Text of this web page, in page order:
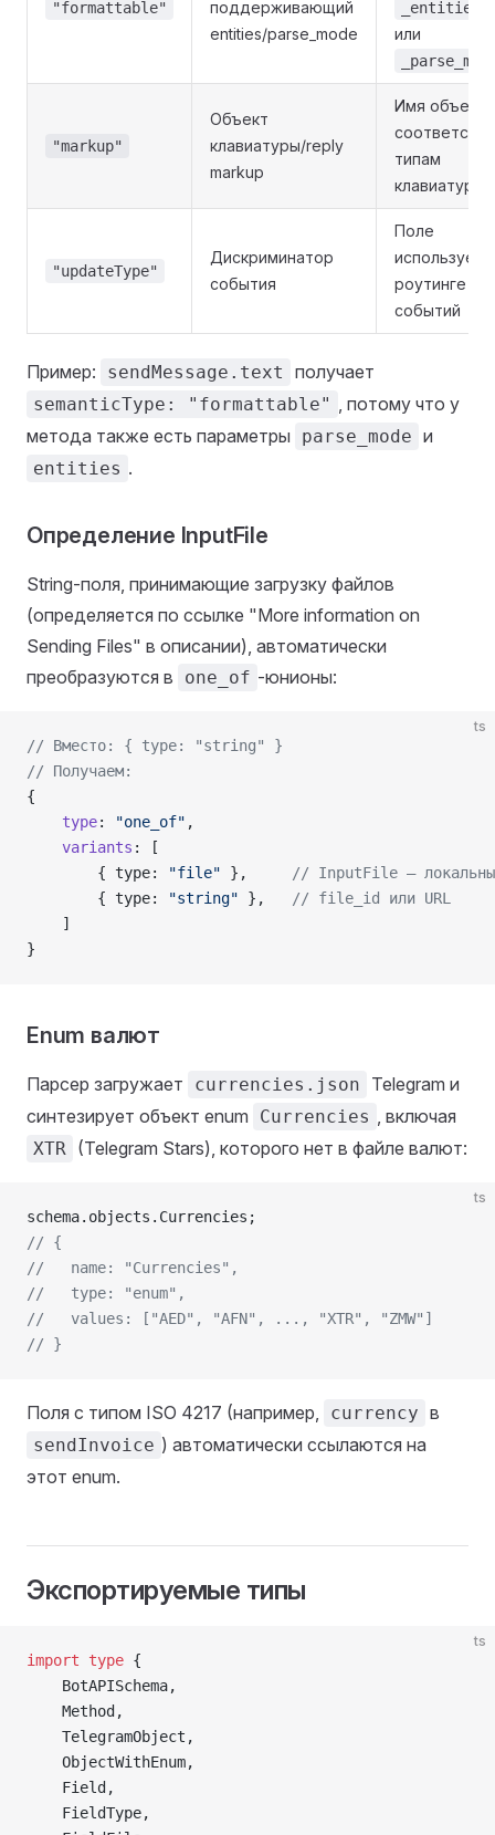
"formattable"
поддерживающий
entities/parse_mode
_entities
или
"markup"
Объект
клавиатуры/reply
markup
Имя объекта
типам
клавиатур
"updateType"
Дискриминатор
события
Поле
роутинге
событий
Пример: sendMessage.text получает
semanticType: "formattable" , потому что у
метода также есть параметры
parse_mode и
entities .
Определение InputFile
String-поля, принимающие загрузку файлов
(определяется по ссылке "More information on
Sending Files" в описании), автоматически
преобразуются в
one_of -юнионы:
ts
// Вместо: { type: "string" }
// Получаем:
{
    type
: "one_of" ,
    variants
: [
        { type:
"file" },
// InputFile —
        { type:
"string" },
// file_id или URL
    ]
}
Enum валют
Парсер загружает currencies.json
Telegram и
синтезирует объект enum
Currencies , включая
XTR (Telegram Stars), которого нет в файле валют:
ts
schema.objects.Currencies;
// {
//   name: "Currencies",
//   type: "enum",
//   values: ["AED", "AFN", ..., "XTR", "ZMW"]
// }
Поля с типом ISO 4217 (например, currency в
sendInvoice ) автоматически ссылаются на
этот enum.
Экспортируемые типы
ts
import type {
    BotAPISchema,
    Method,
    TelegramObject,
    ObjectWithEnum,
    Field,
    FieldType,